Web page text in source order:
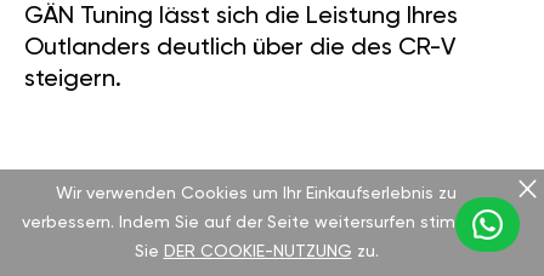
GÄN Tuning lässt sich die Leistung Ihres
Outlanders deutlich über die des CR-V
steigern.
GÄN TUNING: MEHR POWER, MEHR
KONTROLLE
Wir verwenden Cookies um Ihr Einkaufserlebnis zu
verbessern. Indem Sie auf der Seite weitersurfen stimmen
Sie DER COOKIE-NUTZUNG zu.